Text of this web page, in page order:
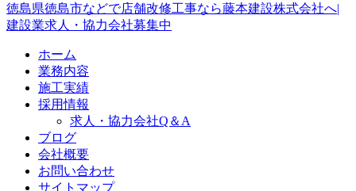
徳島県徳島市などで店舗改修工事なら藤本建設株式会社へ|
建設業求人・協力会社募集中
ホーム
業務内容
施工実績
採用情報
求人・協力会社Q＆A
ブログ
会社概要
お問い合わせ
サイトマップ